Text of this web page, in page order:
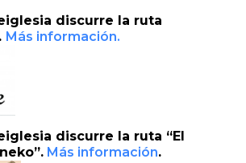
discurre la ruta
Más información.
discurre la ruta “El
Más información.